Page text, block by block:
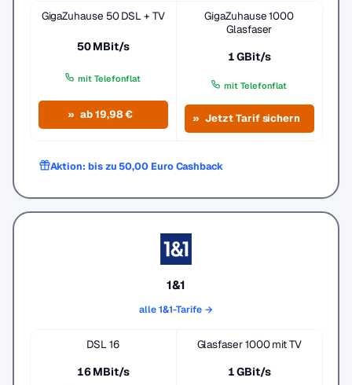
GigaZuhause 50 DSL + TV
50 MBit/s
mit Telefonflat
ab 19,98 €
GigaZuhause 1000
Glasfaser
1 GBit/s
mit Telefonflat
Jetzt Tarif sichern
Aktion: bis zu 50,00 Euro Cashback
1&1
alle 1&1-Tarife →
DSL 16
16 MBit/s
Glasfaser 1000 mit TV
1 GBit/s